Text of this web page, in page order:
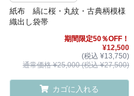
紙布 縞に桜・丸紋・古典柄模様
織出し袋帯
期間限定50％OFF！
¥12,500
(税込 ¥13,750)
通常価格 ¥25,000 (税込 ¥27,500)
カゴに入れる